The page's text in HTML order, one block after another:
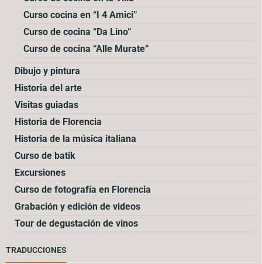
Curso cocina en “I 4 Amici”
Curso de cocina “Da Lino”
Curso de cocina “Alle Murate”
Dibujo y pintura
Historia del arte
Visitas guiadas
Historia de Florencia
Historia de la música italiana
Curso de batik
Excursiones
Curso de fotografía en Florencia
Grabación y edición de videos
Tour de degustación de vinos
TRADUCCIONES